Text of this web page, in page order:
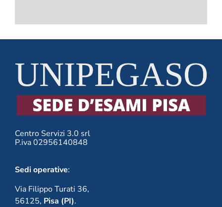
Centro Servizi 3.0 srl
P.iva 02956140848
Sedi operative:
Via Filippo Turati 36,
56125, Pisa (PI).